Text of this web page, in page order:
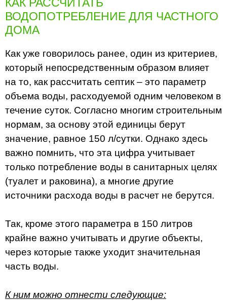
ВОДОПОТРЕБЛЕНИЕ ДЛЯ ЧАСТНОГО
ДОМА
Как уже говорилось ранее, один из критериев,
который непосредственным образом влияет
на то, как рассчитать септик – это параметр
объема воды, расходуемой одним человеком в
течение суток. Согласно многим строительным
нормам, за основу этой единицы берут
значение, равное 150 л/сутки. Однако здесь
важно помнить, что эта цифра учитывает
только потребление воды в санитарных целях
(туалет и раковина), а многие другие
источники расхода воды в расчет не берутся.
Так, кроме этого параметра в 150 литров
крайне важно учитывать и другие объекты,
через которые также уходит значительная
часть воды.
К ним можно отнести следующие: